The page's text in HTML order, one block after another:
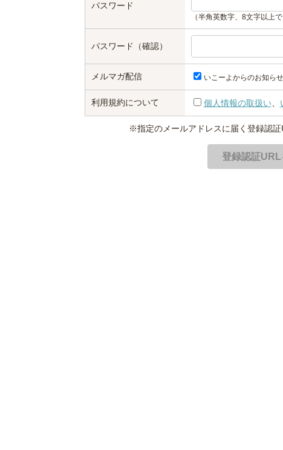
パスワード
（半角英数字、8文字以上
パスワード（確認）
メルマガ配信 いこーよからのお知らせ
利用規約について 個人情報の取扱い、
※指定のメールアドレスに届く登録認証